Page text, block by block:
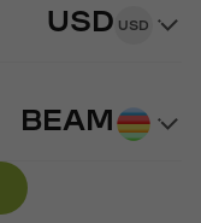
USD USD
BEAM